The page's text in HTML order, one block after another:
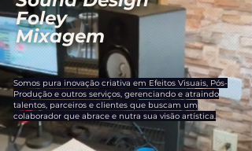
Somos pura inovação criativa em Efeitos Visuais, Pós-
Produção e outros serviços, gerenciando e atraindo
talentos, parceiros e clientes que buscam um
colaborador que abrace e nutra sua visão artística.
Foley
Mixagem